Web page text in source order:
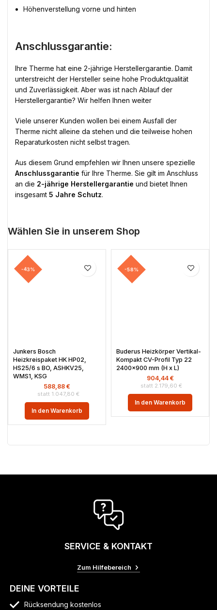
Höhenverstellung vorne und hinten
Anschlussgarantie:
Ihre Therme hat eine 2-jährige Herstellergarantie. Damit
unterstreicht der Hersteller seine hohe Produktqualität
und Zuverlässigkeit. Aber was ist nach Ablauf der
Herstellergarantie? Wir helfen Ihnen weiter
Viele unserer Kunden wollen bei einem Ausfall der
Therme nicht alleine da stehen und die teilweise hohen
Reparaturkosten nicht selbst tragen.
Aus diesem Grund empfehlen wir Ihnen unsere spezielle
Anschlussgarantie für Ihre Therme. Sie gilt im Anschluss
an die 2-jährige Herstellergarantie und bietet Ihnen
insgesamt 5 Jahre Schutz.
Wählen Sie in unserem Shop
-43%
Junkers Bosch
Heizkreispaket HK HP02,
HS25/6 s BO, ASHKV25,
WMS1, KSG
1.047,80 €
588,88 €
In den Warenkorb
-58%
Buderus Heizkörper Vertikal-
Kompakt CV-Profil Typ 22
2400×900 mm (H x L)
2.179,60 €
904,44 €
In den Warenkorb
SERVICE & KONTAKT
Zum Hilfebereich
DEINE VORTEILE
Rücksendung kostenlos